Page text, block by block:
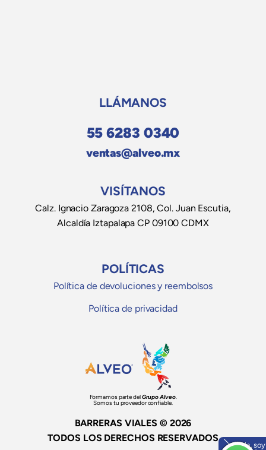
LLÁMANOS
55 6283 0340
ventas@alveo.mx
VISÍTANOS
Calz. Ignacio Zaragoza 2108, Col. Juan Escutia,
Alcaldía Iztapalapa CP 09100 CDMX
POLÍTICAS
Política de devoluciones y reembolsos
Política de privacidad
Formamos parte delGrupo Alveo.
Somos tu proveedor confiable.
BARRERAS VIALES © 2026
TODOS LOS DERECHOS RESERVADOS
Hola,